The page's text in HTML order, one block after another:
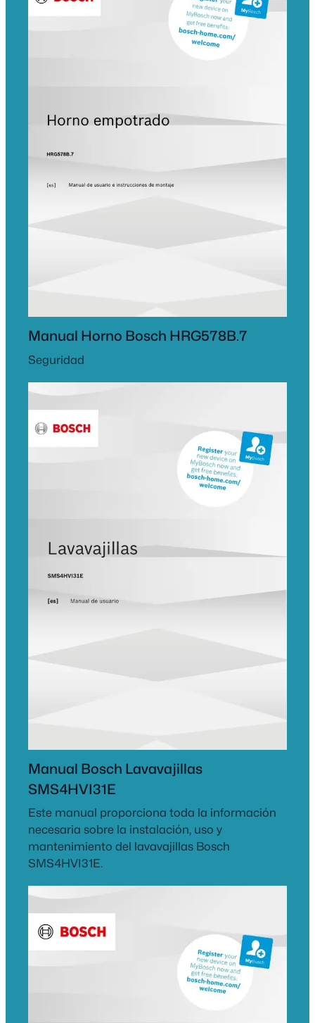
Manual Horno Bosch HRG578B.7
Seguridad
Manual Bosch Lavavajillas
SMS4HVI31E
Este manual proporciona toda la información
necesaria sobre la instalación, uso y
mantenimiento del lavavajillas Bosch
SMS4HVI31E.